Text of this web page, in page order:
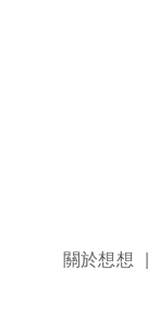
頁尾選單關於想想